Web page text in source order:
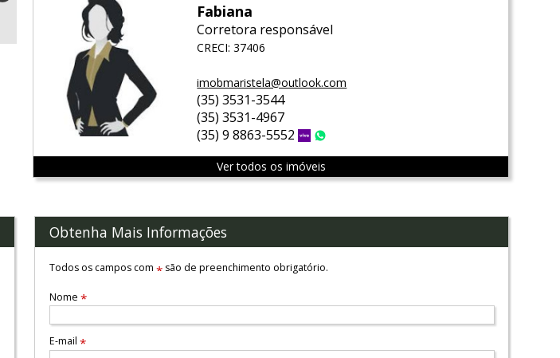
Fabiana
Corretora responsável
CRECI: 37406
imobmaristela@outlook.com
(35) 3531-3544
(35) 3531-4967
(35) 9 8863-5552
Vivo
Ver todos os imóveis
Obtenha Mais Informações
Todos os campos com *são de preenchimento obrigatório.
Nome *
E-mail *